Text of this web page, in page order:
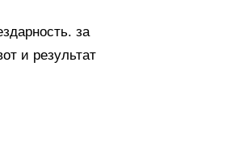
за
и результат